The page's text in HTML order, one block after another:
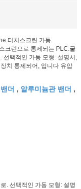
터치스크린 가동
크린으로 통제되는 PLC.굴
선택적인 가동 모형: 설명서,
치 통제되어, 입니다 유압
더 , 알루미늄관 밴더 ,
. 선택적인 가동 모형: 설명